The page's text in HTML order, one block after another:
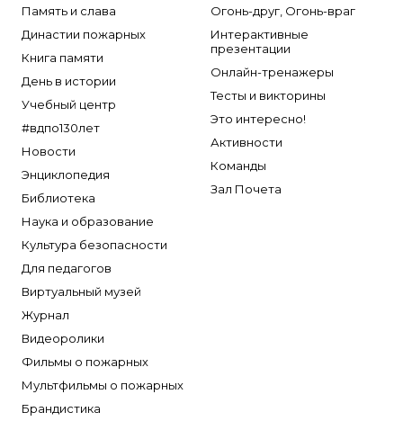
Память и слава
Династии пожарных
Книга памяти
День в истории
Учебный центр
#вдпо130лет
Новости
Энциклопедия
Библиотека
Наука и образование
Культура безопасности
Для педагогов
Виртуальный музей
Журнал
Видеоролики
Фильмы о пожарных
Мультфильмы о пожарных
Брандистика
Огонь-друг, Огонь-враг
Интерактивные
презентации
Онлайн-тренажеры
Тесты и викторины
Это интересно!
Активности
Команды
Зал Почета